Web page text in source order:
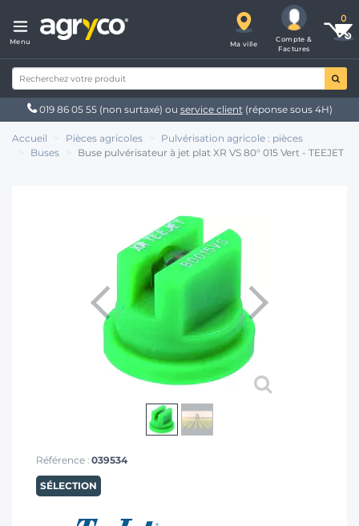
Menu Ma ville
Compte &
Factures
019 86 05 55 (non surtaxé) ou service client(réponse sous 4H)
Accueil Pièces agricoles
Pulvérisation agricole : pièces
Buses
Buse pulvérisateur à jet plat XR VS 80° 015 Vert - TEEJET
Référence : 039534
SÉLECTION